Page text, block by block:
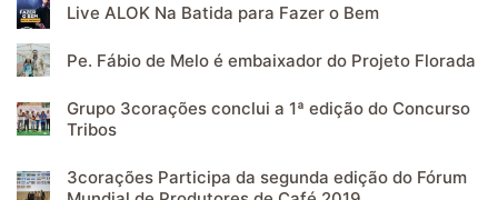
Live ALOK Na Batida para Fazer o Bem
Pe. Fábio de Melo é embaixador do Projeto Florada
Grupo 3corações conclui a 1ª edição do Concurso
Tribos
3corações Participa da segunda edição do Fórum